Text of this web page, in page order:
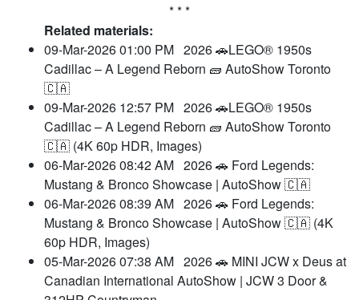
* * *
Related materials:
09-Mar-2026 01:00 PM 2026 🚗LEGO® 1950s
Cadillac – A Legend Reborn 🧱 AutoShow Toronto
🇨🇦
09-Mar-2026 12:57 PM 2026 🚗LEGO® 1950s
Cadillac – A Legend Reborn 🧱 AutoShow Toronto
🇨🇦 (4K 60p HDR, Images)
06-Mar-2026 08:42 AM 2026 🚗 Ford Legends:
Mustang & Bronco Showcase | AutoShow 🇨🇦
06-Mar-2026 08:39 AM 2026 🚗 Ford Legends:
Mustang & Bronco Showcase | AutoShow 🇨🇦 (4K
60p HDR, Images)
05-Mar-2026 07:38 AM 2026 🚗 MINI JCW x Deus at
Canadian International AutoShow | JCW 3 Door &